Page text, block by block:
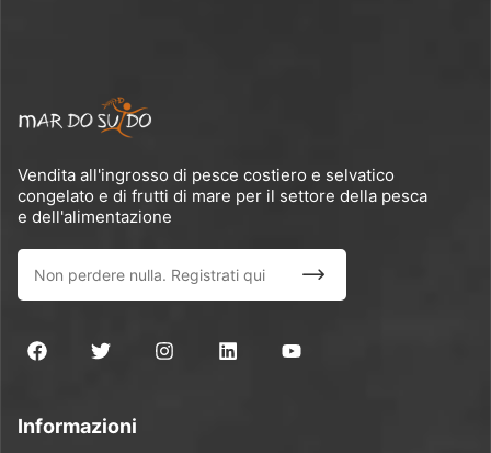
Vendita all'ingrosso di pesce costiero e selvatico
congelato e di frutti di mare per il settore della pesca
e dell'alimentazione
Informazioni